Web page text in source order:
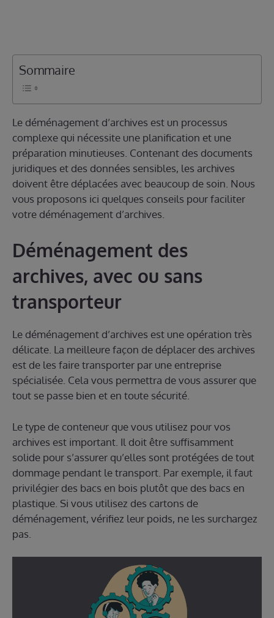
Sommaire
Le déménagement d’archives est un processus
complexe qui nécessite une planification et une
préparation minutieuses. Contenant des documents
juridiques et des données sensibles, les archives
doivent être déplacées avec beaucoup de soin. Nous
vous proposons ici quelques conseils pour faciliter
votre déménagement d’archives.
Déménagement des
archives, avec ou sans
transporteur
Le déménagement d’archives est une opération très
délicate. La meilleure façon de déplacer des archives
est de les faire transporter par une entreprise
spécialisée. Cela vous permettra de vous assurer que
tout se passe bien et en toute sécurité.
Le type de conteneur que vous utilisez pour vos
archives est important. Il doit être suffisamment
solide pour s’assurer qu’elles sont protégées de tout
dommage pendant le transport. Par exemple, il faut
privilégier des bacs en bois plutôt que des bacs en
plastique. Si vous utilisez des cartons de
déménagement, vérifiez leur poids, ne les surchargez
pas.